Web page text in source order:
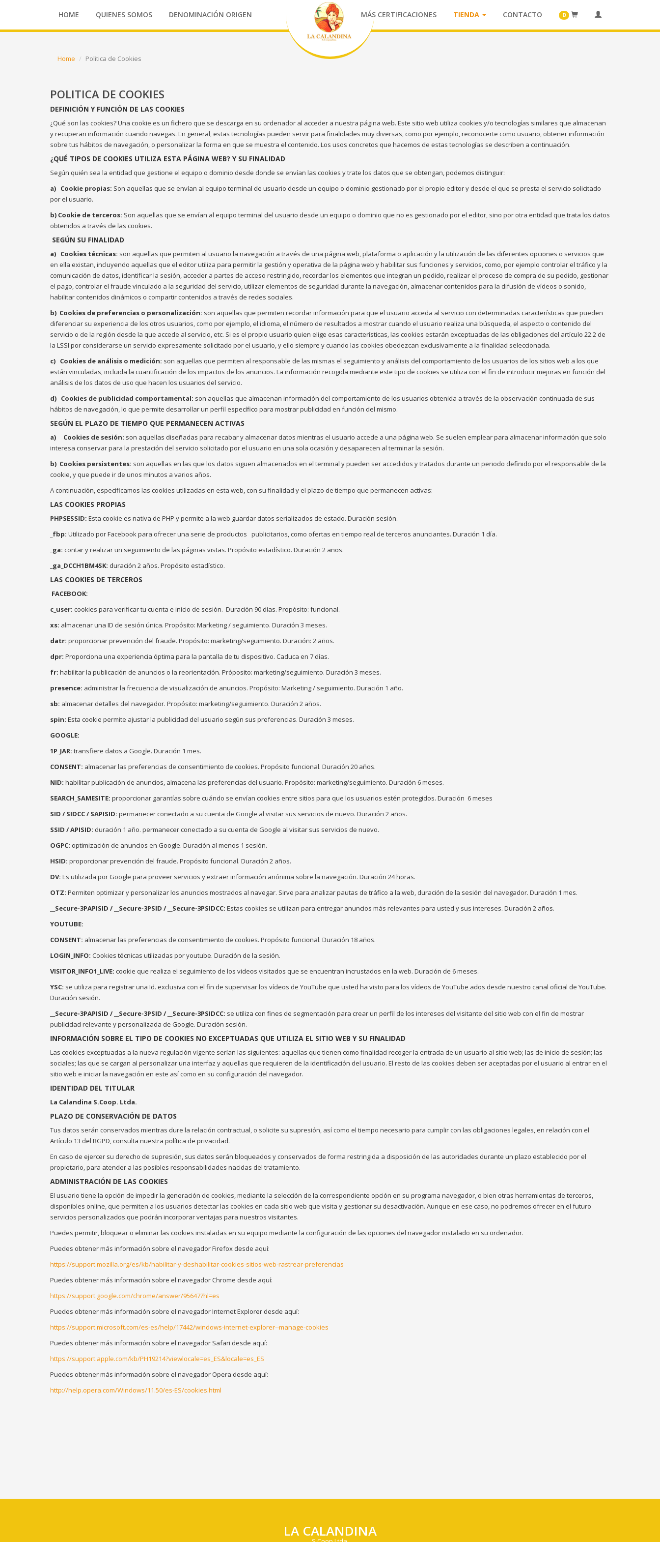
HOME QUIENES SOMOS DENOMINACIÓN ORIGEN MÁS CERTIFICACIONES TIENDA CONTACTO 0
Home Politica de Cookies
POLITICA DE COOKIES
DEFINICIÓN Y FUNCIÓN DE LAS COOKIES
¿Qué son las cookies? Una cookie es un fichero que se descarga en su ordenador al acceder a nuestra página web. Este sitio web utiliza cookies y/o tecnologías similares que almacenan
y recuperan información cuando navegas. En general, estas tecnologías pueden servir para finalidades muy diversas, como por ejemplo, reconocerte como usuario, obtener información
sobre tus hábitos de navegación, o personalizar la forma en que se muestra el contenido. Los usos concretos que hacemos de estas tecnologías se describen a continuación.
¿QUÉ TIPOS DE COOKIES UTILIZA ESTA PÁGINA WEB? Y SU FINALIDAD
Según quién sea la entidad que gestione el equipo o dominio desde donde se envían las cookies y trate los datos que se obtengan, podemos distinguir:
a) Cookie propias: Son aquellas que se envían al equipo terminal de usuario desde un equipo o dominio gestionado por el propio editor y desde el que se presta el servicio solicitado
por el usuario.
b) Cookie de terceros: Son aquellas que se envían al equipo terminal del usuario desde un equipo o dominio que no es gestionado por el editor, sino por otra entidad que trata los datos
obtenidos a través de las cookies.
SEGÚN SU FINALIDAD
a) Cookies técnicas: son aquellas que permiten al usuario la navegación a través de una página web, plataforma o aplicación y la utilización de las diferentes opciones o servicios que
en ella existan, incluyendo aquellas que el editor utiliza para permitir la gestión y operativa de la página web y habilitar sus funciones y servicios, como, por ejemplo controlar el tráfico y la
comunicación de datos, identificar la sesión, acceder a partes de acceso restringido, recordar los elementos que integran un pedido, realizar el proceso de compra de su pedido, gestionar
el pago, controlar el fraude vinculado a la seguridad del servicio, utilizar elementos de seguridad durante la navegación, almacenar contenidos para la difusión de vídeos o sonido,
habilitar contenidos dinámicos o compartir contenidos a través de redes sociales.
b) Cookies de preferencias o personalización: son aquellas que permiten recordar información para que el usuario acceda al servicio con determinadas características que pueden
diferenciar su experiencia de los otros usuarios, como por ejemplo, el idioma, el número de resultados a mostrar cuando el usuario realiza una búsqueda, el aspecto o contenido del
servicio o de la región desde la que accede al servicio, etc. Si es el propio usuario quien elige esas características, las cookies estarán exceptuadas de las obligaciones del artículo 22.2 de
la LSSI por considerarse un servicio expresamente solicitado por el usuario, y ello siempre y cuando las cookies obedezcan exclusivamente a la finalidad seleccionada.
c) Cookies de análisis o medición: son aquellas que permiten al responsable de las mismas el seguimiento y análisis del comportamiento de los usuarios de los sitios web a los que
están vinculadas, incluida la cuantificación de los impactos de los anuncios. La información recogida mediante este tipo de cookies se utiliza con el fin de introducir mejoras en función del
análisis de los datos de uso que hacen los usuarios del servicio.
d) Cookies de publicidad comportamental: son aquellas que almacenan información del comportamiento de los usuarios obtenida a través de la observación continuada de sus
hábitos de navegación, lo que permite desarrollar un perfil específico para mostrar publicidad en función del mismo.
SEGÚN EL PLAZO DE TIEMPO QUE PERMANECEN ACTIVAS
a) Cookies de sesión: son aquellas diseñadas para recabar y almacenar datos mientras el usuario accede a una página web. Se suelen emplear para almacenar información que solo
interesa conservar para la prestación del servicio solicitado por el usuario en una sola ocasión y desaparecen al terminar la sesión.
b) Cookies persistentes: son aquellas en las que los datos siguen almacenados en el terminal y pueden ser accedidos y tratados durante un periodo definido por el responsable de la
cookie, y que puede ir de unos minutos a varios años.
A continuación, especificamos las cookies utilizadas en esta web, con su finalidad y el plazo de tiempo que permanecen activas:
LAS COOKIES PROPIAS
PHPSESSID: Esta cookie es nativa de PHP y permite a la web guardar datos serializados de estado. Duración sesión.
_fbp: Utilizado por Facebook para ofrecer una serie de productos publicitarios, como ofertas en tiempo real de terceros anunciantes. Duración 1 día.
_ga: contar y realizar un seguimiento de las páginas vistas. Propósito estadístico. Duración 2 años.
_ga_DCCH1BM4SK: duración 2 años. Propósito estadístico.
LAS COOKIES DE TERCEROS
FACEBOOK:
c_user: cookies para verificar tu cuenta e inicio de sesión. Duración 90 días. Propósito: funcional.
xs: almacenar una ID de sesión única. Propósito: Marketing / seguimiento. Duración 3 meses.
datr: proporcionar prevención del fraude. Propósito: marketing/seguimiento. Duración: 2 años.
dpr: Proporciona una experiencia óptima para la pantalla de tu dispositivo. Caduca en 7 días.
fr: habilitar la publicación de anuncios o la reorientación. Próposito: marketing/seguimiento. Duración 3 meses.
presence: administrar la frecuencia de visualización de anuncios. Propósito: Marketing / seguimiento. Duración 1 año.
sb: almacenar detalles del navegador. Propósito: marketing/seguimiento. Duración 2 años.
spin: Esta cookie permite ajustar la publicidad del usuario según sus preferencias. Duración 3 meses.
GOOGLE:
1P_JAR: transfiere datos a Google. Duración 1 mes.
CONSENT: almacenar las preferencias de consentimiento de cookies. Propósito funcional. Duración 20 años.
NID: habilitar publicación de anuncios, almacena las preferencias del usuario. Propósito: marketing/seguimiento. Duración 6 meses.
SEARCH_SAMESITE: proporcionar garantías sobre cuándo se envían cookies entre sitios para que los usuarios estén protegidos. Duración 6 meses
SID / SIDCC / SAPISID: permanecer conectado a su cuenta de Google al visitar sus servicios de nuevo. Duración 2 años.
SSID / APISID: duración 1 año. permanecer conectado a su cuenta de Google al visitar sus servicios de nuevo.
OGPC: optimización de anuncios en Google. Duración al menos 1 sesión.
HSID: proporcionar prevención del fraude. Propósito funcional. Duración 2 años.
DV: Es utilizada por Google para proveer servicios y extraer información anónima sobre la navegación. Duración 24 horas.
OTZ: Permiten optimizar y personalizar los anuncios mostrados al navegar. Sirve para analizar pautas de tráfico a la web, duración de la sesión del navegador. Duración 1 mes.
__Secure-3PAPISID / __Secure-3PSID / __Secure-3PSIDCC: Estas cookies se utilizan para entregar anuncios más relevantes para usted y sus intereses. Duración 2 años.
YOUTUBE:
CONSENT: almacenar las preferencias de consentimiento de cookies. Propósito funcional. Duración 18 años.
LOGIN_INFO: Cookies técnicas utilizadas por youtube. Duración de la sesión.
VISITOR_INFO1_LIVE: cookie que realiza el seguimiento de los videos visitados que se encuentran incrustados en la web. Duración de 6 meses.
YSC: se utiliza para registrar una Id. exclusiva con el fin de supervisar los vídeos de YouTube que usted ha visto para los vídeos de YouTube ados desde nuestro canal oficial de YouTube.
Duración sesión.
__Secure-3PAPISID / __Secure-3PSID / __Secure-3PSIDCC: se utiliza con fines de segmentación para crear un perfil de los intereses del visitante del sitio web con el fin de mostrar
publicidad relevante y personalizada de Google. Duración sesión.
INFORMACIÓN SOBRE EL TIPO DE COOKIES NO EXCEPTUADAS QUE UTILIZA EL SITIO WEB Y SU FINALIDAD
Las cookies exceptuadas a la nueva regulación vigente serían las siguientes: aquellas que tienen como finalidad recoger la entrada de un usuario al sitio web; las de inicio de sesión; las
sociales; las que se cargan al personalizar una interfaz y aquellas que requieren de la identificación del usuario. El resto de las cookies deben ser aceptadas por el usuario al entrar en el
sitio web e iniciar la navegación en este así como en su configuración del navegador.
IDENTIDAD DEL TITULAR
La Calandina S.Coop. Ltda.
PLAZO DE CONSERVACIÓN DE DATOS
Tus datos serán conservados mientras dure la relación contractual, o solicite su supresión, así como el tiempo necesario para cumplir con las obligaciones legales, en relación con el
Artículo 13 del RGPD, consulta nuestra política de privacidad.
En caso de ejercer su derecho de supresión, sus datos serán bloqueados y conservados de forma restringida a disposición de las autoridades durante un plazo establecido por el
propietario, para atender a las posibles responsabilidades nacidas del tratamiento.
ADMINISTRACIÓN DE LAS COOKIES
El usuario tiene la opción de impedir la generación de cookies, mediante la selección de la correspondiente opción en su programa navegador, o bien otras herramientas de terceros,
disponibles online, que permiten a los usuarios detectar las cookies en cada sitio web que visita y gestionar su desactivación. Aunque en ese caso, no podremos ofrecer en el futuro
servicios personalizados que podrán incorporar ventajas para nuestros visitantes.
Puedes permitir, bloquear o eliminar las cookies instaladas en su equipo mediante la configuración de las opciones del navegador instalado en su ordenador.
Puedes obtener más información sobre el navegador Firefox desde aquí:
https://support.mozilla.org/es/kb/habilitar-y-deshabilitar-cookies-sitios-web-rastrear-preferencias
Puedes obtener más información sobre el navegador Chrome desde aquí:
https://support.google.com/chrome/answer/95647?hl=es
Puedes obtener más información sobre el navegador Internet Explorer desde aquí:
https://support.microsoft.com/es-es/help/17442/windows-internet-explorer--manage-cookies
Puedes obtener más información sobre el navegador Safari desde aquí:
https://support.apple.com/kb/PH19214?viewlocale=es_ES&locale=es_ES
Puedes obtener más información sobre el navegador Opera desde aquí:
http://help.opera.com/Windows/11.50/es-ES/cookies.html
LA CALANDINA